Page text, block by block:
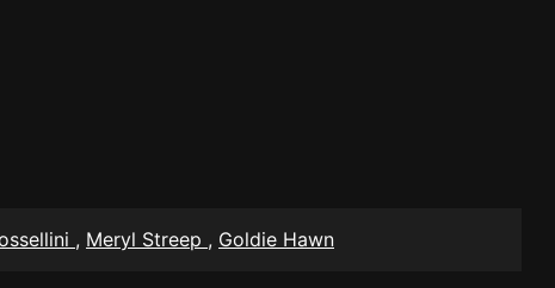
, Meryl Streep , Goldie Hawn